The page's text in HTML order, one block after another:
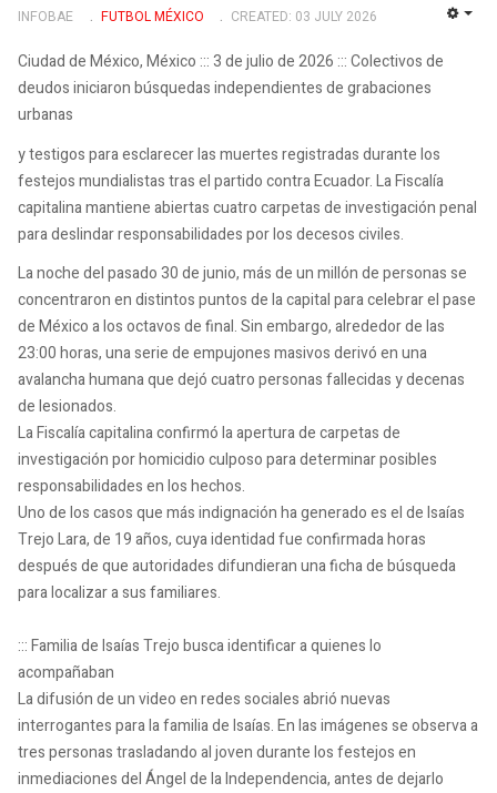
INFOBAE FUTBOL MÉXICO CREATED: 03 JULY 2026
Ciudad de México, México ::: 3 de julio de 2026 ::: Colectivos de
deudos iniciaron búsquedas independientes de grabaciones
urbanas
y testigos para esclarecer las muertes registradas durante los
festejos mundialistas tras el partido contra Ecuador. La Fiscalía
capitalina mantiene abiertas cuatro carpetas de investigación penal
para deslindar responsabilidades por los decesos civiles.
La noche del pasado 30 de junio, más de un millón de personas se
concentraron en distintos puntos de la capital para celebrar el pase
de México a los octavos de final. Sin embargo, alrededor de las
23:00 horas, una serie de empujones masivos derivó en una
avalancha humana que dejó cuatro personas fallecidas y decenas
de lesionados.
La Fiscalía capitalina confirmó la apertura de carpetas de
investigación por homicidio culposo para determinar posibles
responsabilidades en los hechos.
Uno de los casos que más indignación ha generado es el de Isaías
Trejo Lara, de 19 años, cuya identidad fue confirmada horas
después de que autoridades difundieran una ficha de búsqueda
para localizar a sus familiares.
::: Familia de Isaías Trejo busca identificar a quienes lo
acompañaban
La difusión de un video en redes sociales abrió nuevas
interrogantes para la familia de Isaías. En las imágenes se observa a
tres personas trasladando al joven durante los festejos en
inmediaciones del Ángel de la Independencia, antes de dejarlo